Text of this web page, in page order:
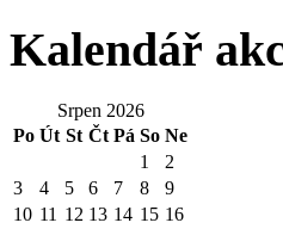
Kalendář
Srpen 2026
Po Út St Čt Pá So Ne
1
2
3
4 5 6 7 8
9
10 11 12 13 14 15 16